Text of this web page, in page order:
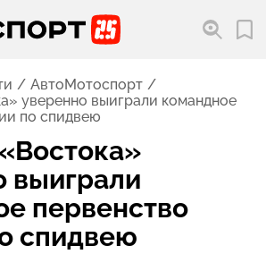
АвтоМотоспорт
уверенно выиграли командное
по спидвею
выиграли
первенство
спидвею